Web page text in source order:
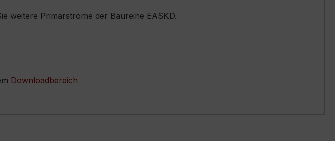
weitere Primärströme der Baureihe EASKD.
Downloadbereich